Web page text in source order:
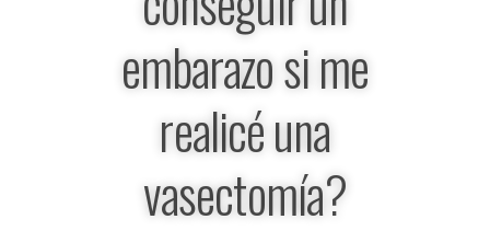
embarazo si me
realicé una
vasectomía?